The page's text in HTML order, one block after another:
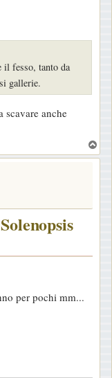
il fesso, tanto da
gallerie.
scavare anche
o
per pochi mm...